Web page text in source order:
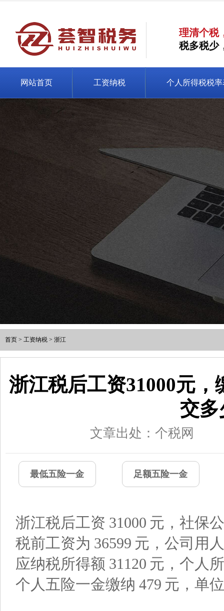
理清个税
税多税少
网站首页 工资纳税 个人所得税税率
首页 > 工资纳税 > 浙江
浙江税后工资31000元
交多
文章出处：个税网
最低五险一金 足额五险一金
浙江税后工资 31000 元，社保
税前工资为 36599 元，公司用
应纳税所得额 31120 元，个人
个人五险一金缴纳 479 元，单